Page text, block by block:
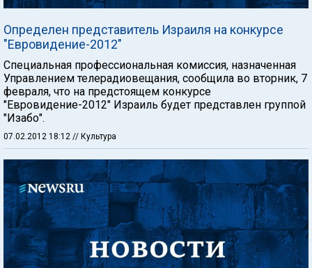
Определен представитель Израиля на конкурсе
"Евровидение-2012"
Специальная профессиональная комиссия, назначенная
Управлением телерадиовещания, сообщила во вторник, 7
февраля, что на предстоящем конкурсе
"Евровидение-2012" Израиль будет представлен группой
"Изабо".
07.02.2012 18:12 // Культура